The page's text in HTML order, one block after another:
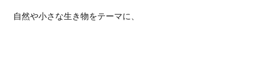
自然や小さな生き物をテーマに、